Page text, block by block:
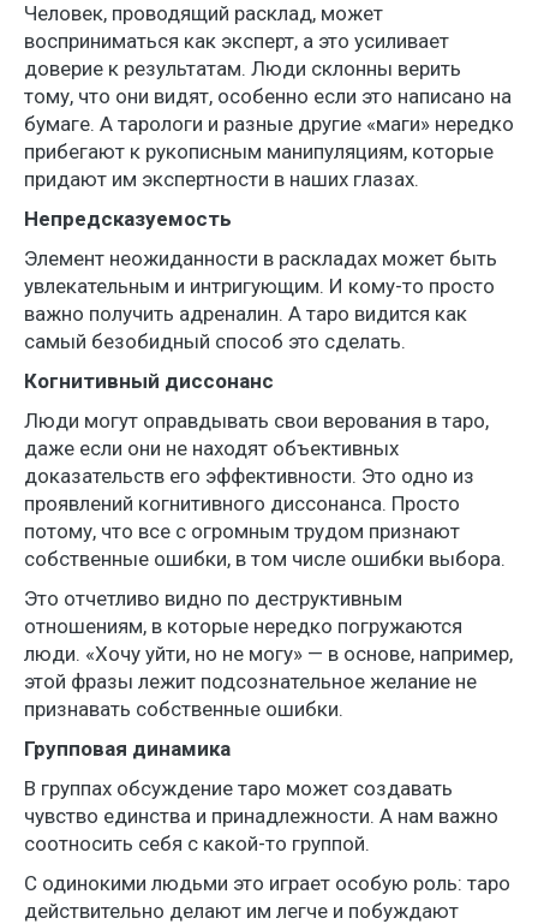
Человек, проводящий расклад, может
восприниматься как эксперт, а это усиливает
доверие к результатам. Люди склонны верить
тому, что они видят, особенно если это написано на
бумаге. А тарологи и разные другие «маги» нередко
прибегают к рукописным манипуляциям, которые
придают им экспертности в наших глазах.
Непредсказуемость
Элемент неожиданности в раскладах может быть
увлекательным и интригующим. И кому-то просто
важно получить адреналин. А таро видится как
самый безобидный способ это сделать.
Когнитивный диссонанс
Люди могут оправдывать свои верования в таро,
даже если они не находят объективных
доказательств его эффективности. Это одно из
проявлений когнитивного диссонанса. Просто
потому, что все с огромным трудом признают
собственные ошибки, в том числе ошибки выбора.
Это отчетливо видно по деструктивным
отношениям, в которые нередко погружаются
люди. «Хочу уйти, но не могу» — в основе, например,
этой фразы лежит подсознательное желание не
признавать собственные ошибки.
Групповая динамика
В группах обсуждение таро может создавать
чувство единства и принадлежности. А нам важно
соотносить себя с какой-то группой.
С одинокими людьми это играет особую роль: таро
действительно делают им легче и побуждают